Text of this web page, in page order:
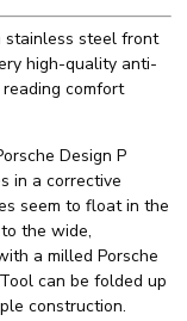
stainless steel front
high-quality anti-
comfort
Design P
in a corrective
seem to float in the
the wide,
a milled Porsche
can be folded up
construction.